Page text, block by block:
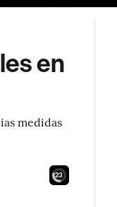
en
medidas
21